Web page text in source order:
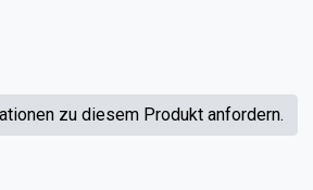
zu diesem Produkt anfordern.